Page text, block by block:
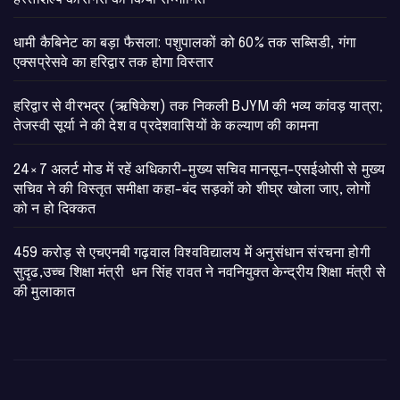
​धामी कैबिनेट का बड़ा फैसला: पशुपालकों को 60% तक सब्सिडी, गंगा
एक्सप्रेसवे का हरिद्वार तक होगा विस्तार
​हरिद्वार से वीरभद्र (ऋषिकेश) तक निकली BJYM की भव्य कांवड़ यात्रा;
तेजस्वी सूर्या ने की देश व प्रदेशवासियों के कल्याण की कामना
24×7 अलर्ट मोड में रहें अधिकारी-मुख्य सचिव मानसून-एसईओसी से मुख्य
सचिव ने की विस्तृत समीक्षा कहा-बंद सड़कों को शीघ्र खोला जाए, लोगों
को न हो दिक्कत
459 करोड़ से एचएनबी गढ़वाल विश्वविद्यालय में अनुसंधान संरचना होगी
सुदृढ,उच्च शिक्षा मंत्री धन सिंह रावत ने नवनियुक्त केन्द्रीय शिक्षा मंत्री से
की मुलाकात